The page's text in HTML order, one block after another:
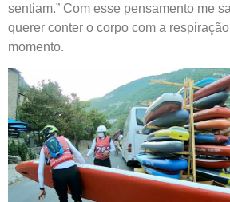
sentiam.” Com esse pensamento me
querer conter o corpo com a
momento.